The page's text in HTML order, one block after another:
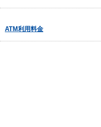
ATM利用料金